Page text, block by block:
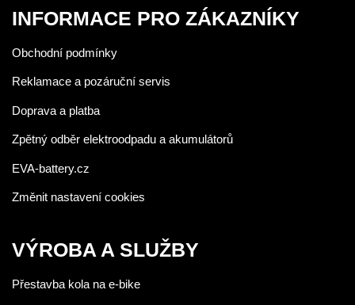
INFORMACE PRO ZÁKAZNÍKY
Obchodní podmínky
Reklamace a pozáruční servis
Doprava a platba
Zpětný odběr elektroodpadu a akumulátorů
EVA-battery.cz
Změnit nastavení cookies
VÝROBA A SLUŽBY
Přestavba kola na e-bike